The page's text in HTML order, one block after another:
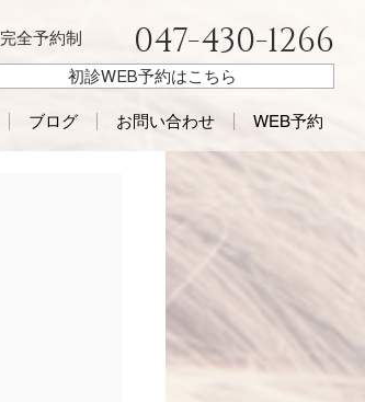
完全予約制 047-430-1266
初診WEB予約はこちら
ブログ お問い合わせ WEB予約